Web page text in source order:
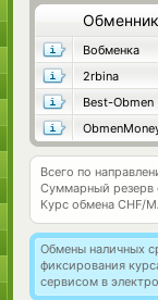
Обменник
Вобменка
2rbina
Best-Obmen
Всего по
Суммарный резерв
Курс обмена CHF/
Обмены наличных
фиксирования
сервисом в